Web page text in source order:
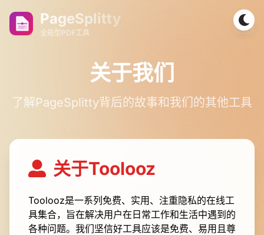
PageSplitty
全能型PDF工具
关于我们
了解PageSplitty背后的故事和我们的其他工具
关于Toolooz
Toolooz是一系列免费、实用、注重隐私的在线工
具集合，旨在解决用户在日常工作和生活中遇到的
各种问题。我们坚信好工具应该是免费、易用且尊